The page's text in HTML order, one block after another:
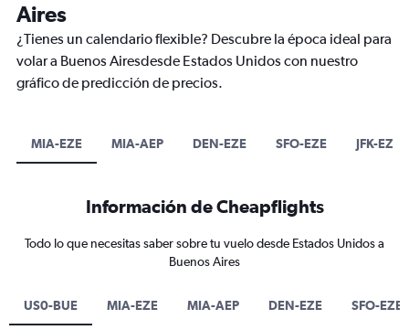
Aires
¿Tienes un calendario flexible? Descubre la época ideal para
volar a Buenos Airesdesde Estados Unidos con nuestro
gráfico de predicción de precios.
MIA-EZE MIA-AEP DEN-EZE SFO-EZE JFK-EZE
Información de Cheapflights
Todo lo que necesitas saber sobre tu vuelo desde Estados Unidos a
Buenos Aires
US0-BUE MIA-EZE MIA-AEP DEN-EZE SFO-EZE